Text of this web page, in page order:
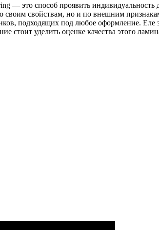
— это способ проявить индивидуальность
свойствам, но и по внешним
подходящих под любое оформление. Еле
стоит уделить оценке качества этого